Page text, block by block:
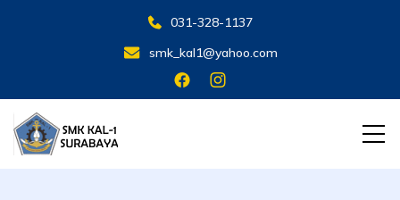
031-328-1137
smk_kal1@yahoo.com